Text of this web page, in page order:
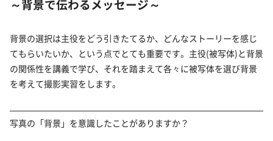
～背景で伝わるメッセージ～
背景の選択は主役をどう引きたてるか、どんなストーリーを感じ
てもらいたいか、という点でとても重要です。主役(被写体)と背景
の関係性を講義で学び、それを踏まえて各々に被写体を選び背景
を考えて撮影実習をします。
写真の「背景」を意識したことがありますか？